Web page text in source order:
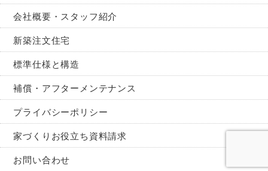
会社概要・スタッフ紹介
新築注文住宅
標準仕様と構造
補償・アフターメンテナンス
プライバシーポリシー
家づくりお役立ち資料請求
お問い合わせ